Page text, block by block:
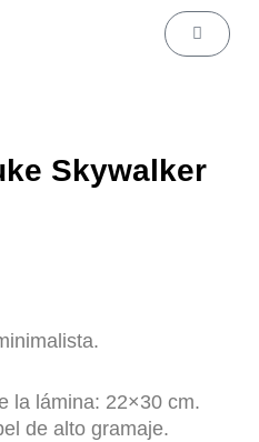
Carrito
Skywalker
la lámina: 22×30 cm.
de alto gramaje.